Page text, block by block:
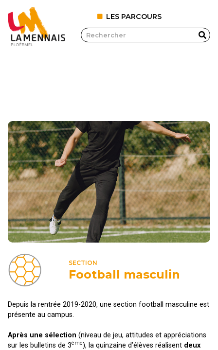
LES PARCOURS
SECTION
Football masculin
Depuis la rentrée 2019-2020, une section football masculine est
présente au campus.
Après une sélection (niveau de jeu, attitudes et appréciations
sur les bulletins de 3ème), la quinzaine d’élèves réalisent deux